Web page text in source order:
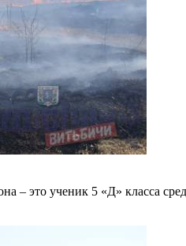
– это ученик 5 «Д» класса